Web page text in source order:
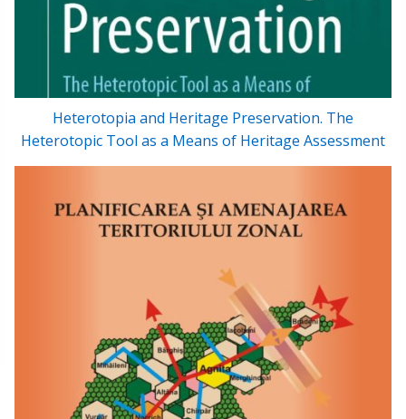
Heterotopia and Heritage Preservation. The
Heterotopic Tool as a Means of Heritage Assessment